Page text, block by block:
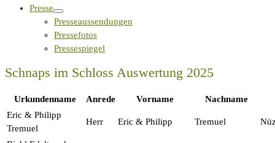
Presse
Presseaussendungen
Pressefotos
Pressespiegel
Schnaps im Schloss Auswertung 2025
Urkundenname Anrede Vorname
Nachname
Eric & Philipp
Tremuel
Herr Eric & Philipp Tremuel